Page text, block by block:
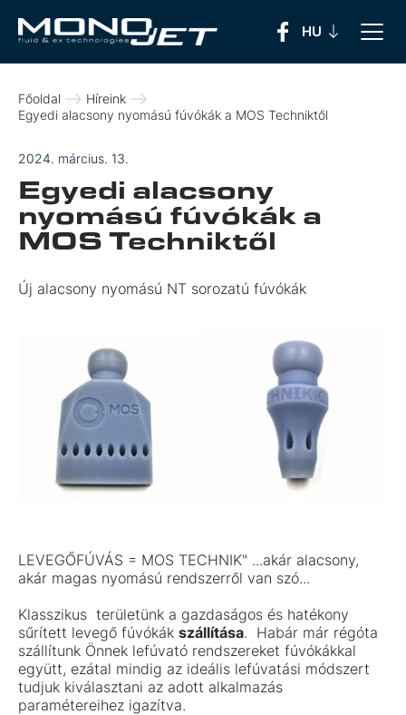
Főoldal
Híreink
Egyedi alacsony nyomású fúvókák a MOS Techniktől
2024. március. 13.
Egyedi alacsony
nyomású fúvókák a
MOS Techniktől
Új alacsony nyomású NT sorozatú fúvókák
LEVEGŐFÚVÁS = MOS TECHNIK" ...akár alacsony,
akár magas nyomású rendszerről van szó...
Klasszikus területünk a gazdaságos és hatékony
sűrített levegő fúvókák szállítása. Habár már régóta
szállítunk Önnek lefúvató rendszereket fúvókákkal
együtt, ezátal mindig az ideális lefúvatási módszert
tudjuk kiválasztani az adott alkalmazás
paramétereihez igazítva.